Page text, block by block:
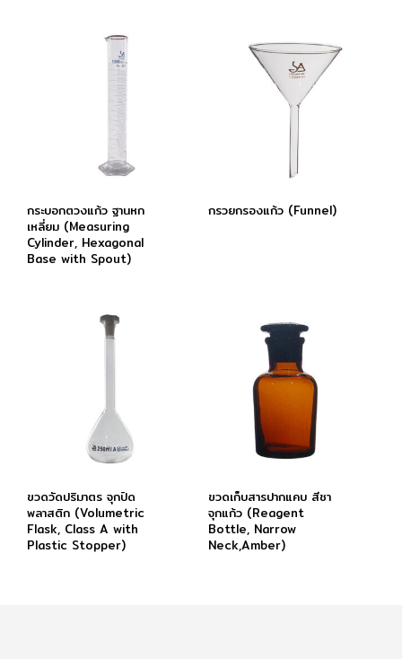
กระบอกตวงแก้ว ฐานหก
เหลี่ยม (Measuring
Cylinder, Hexagonal
Base with Spout)
กรวยกรองแก้ว (Funnel)
ขวดวัดปริมาตร จุกปิด
พลาสติก (Volumetric
Flask, Class A with
Plastic Stopper)
ขวดเก็บสารปากแคบ สีชา
จุกแก้ว (Reagent
Bottle, Narrow
Neck,Amber)